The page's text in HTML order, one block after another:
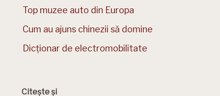
Top muzee auto din Europa
Cum au ajuns chinezii să domine
Dicționar de electromobilitate
Citește și